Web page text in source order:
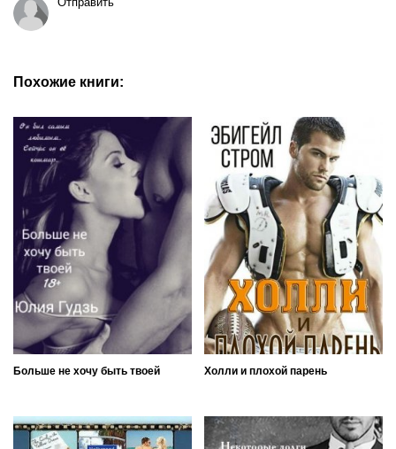
Похожие книги:
Больше не хочу быть твоей Холли и плохой парень